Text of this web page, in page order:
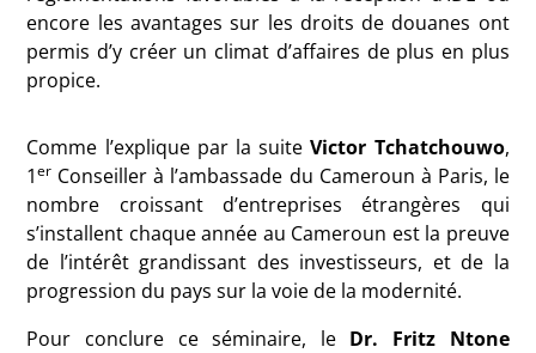
encore les avantages sur les droits de douanes ont
permis d’y créer un climat d’affaires de plus en plus
propice.
Comme l’explique par la suiteVictor Tchatchouwo,
1er Conseiller à l’ambassade du Cameroun à Paris, le
nombre croissant d’entreprises étrangères qui
s’installent chaque année au Cameroun est la preuve
de l’intérêt grandissant des investisseurs, et de la
progression du pays sur la voie de la modernité.
Pour conclure ce séminaire, le Dr. Fritz Ntone